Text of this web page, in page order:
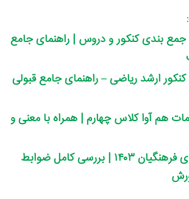
جمع بندی کنکور و دروس | راهنمای جامع
کنکور ارشد ریاضی – راهنمای جامع قبولی
هم آوا کلاس چهارم | همراه با معنی و
حداقل قد برای فرهنگیان ۱۴۰۳ | بررسی کامل ضوابط